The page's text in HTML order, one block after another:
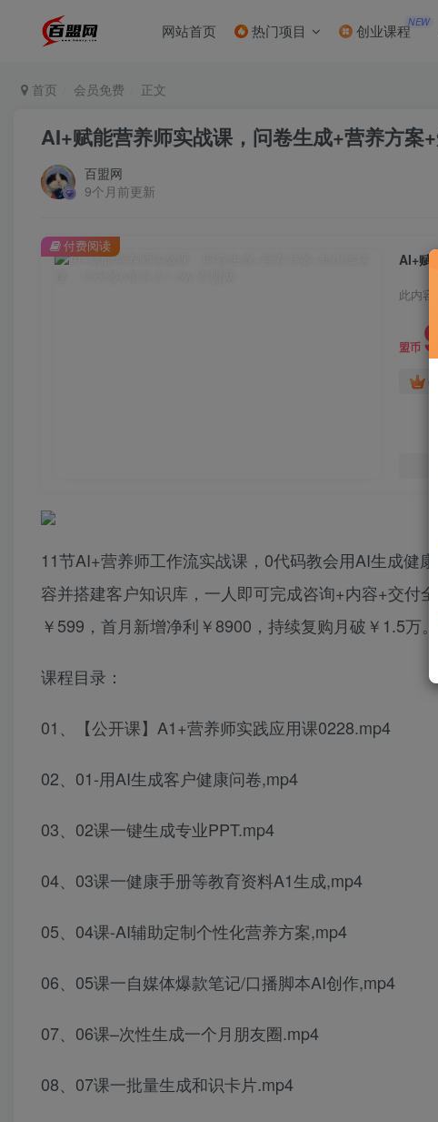
网站首页 热门项目 创业课程NEW
首页 会员免费 正文
AI+赋能营养师实战课，问卷生成+营养方案
百盟网
9个月前更新
AI+赋
此内容
盟币
付费阅读
11节AI+营养师工作流实战课，0代码教会用AI生成健
容并搭建客户知识库，一人即可完成咨询+内容+交付
￥599，首月新增净利￥8900，持续复购月破￥1.5万。
课程目录：
01、【公开课】A1+营养师实践应用课0228.mp4
02、01-用AI生成客户健康问卷,mp4
03、02课一键生成专业PPT.mp4
04、03课一健康手册等教育资料A1生成,mp4
05、04课-AI辅助定制个性化营养方案,mp4
06、05课一自媒体爆款笔记/口播脚本AI创作,mp4
07、06课–次性生成一个月朋友圈.mp4
08、07课一批量生成和识卡片.mp4